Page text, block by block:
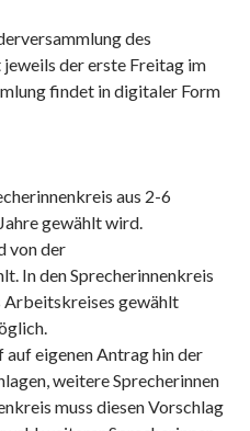
des
der erste Freitag im
findet in digitaler Form
aus 2-6
gewählt wird.
von der
In den Sprecherinnenkreis
gewählt
eigenen Antrag hin der
weitere Sprecherinnen
muss diesen Vorschlag